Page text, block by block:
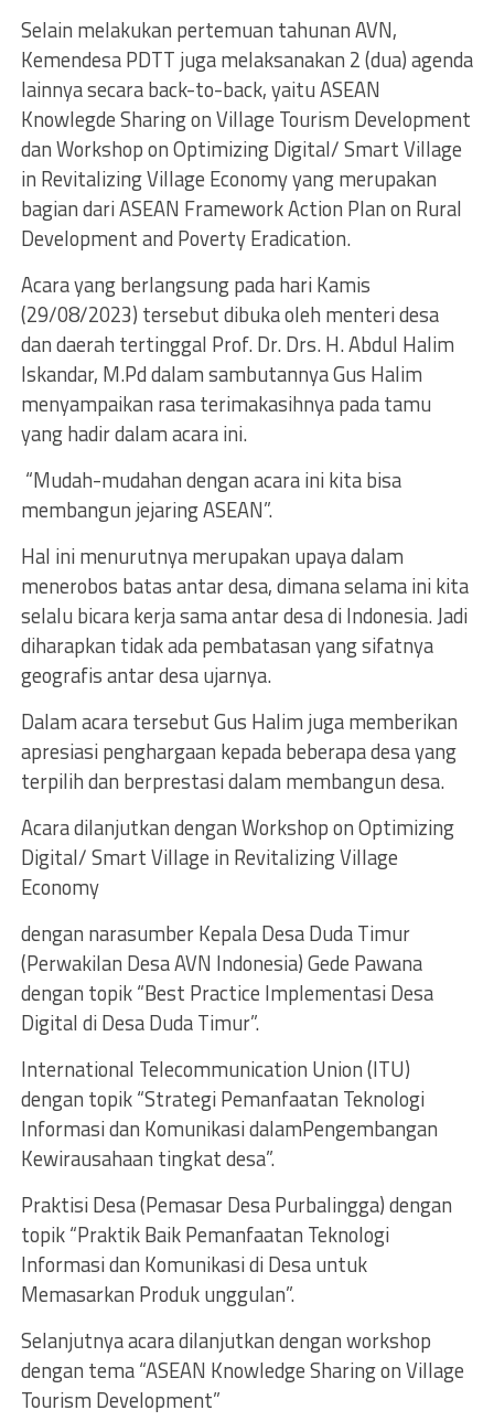
Selain melakukan pertemuan tahunan AVN,
Kemendesa PDTT juga melaksanakan 2 (dua) agenda
lainnya secara back-to-back, yaitu ASEAN
Knowlegde Sharing on Village Tourism Development
dan Workshop on Optimizing Digital/ Smart Village
in Revitalizing Village Economy yang merupakan
bagian dari ASEAN Framework Action Plan on Rural
Development and Poverty Eradication.
Acara yang berlangsung pada hari Kamis
(29/08/2023) tersebut dibuka oleh menteri desa
dan daerah tertinggal Prof. Dr. Drs. H. Abdul Halim
Iskandar, M.Pd dalam sambutannya Gus Halim
menyampaikan rasa terimakasihnya pada tamu
yang hadir dalam acara ini.
“Mudah-mudahan dengan acara ini kita bisa
membangun jejaring ASEAN”.
Hal ini menurutnya merupakan upaya dalam
menerobos batas antar desa, dimana selama ini kita
selalu bicara kerja sama antar desa di Indonesia. Jadi
diharapkan tidak ada pembatasan yang sifatnya
geografis antar desa ujarnya.
Dalam acara tersebut Gus Halim juga memberikan
apresiasi penghargaan kepada beberapa desa yang
terpilih dan berprestasi dalam membangun desa.
Acara dilanjutkan dengan Workshop on Optimizing
Digital/ Smart Village in Revitalizing Village
Economy
dengan narasumber Kepala Desa Duda Timur
(Perwakilan Desa AVN Indonesia) Gede Pawana
dengan topik “Best Practice Implementasi Desa
Digital di Desa Duda Timur”.
International Telecommunication Union (ITU)
dengan topik “Strategi Pemanfaatan Teknologi
Informasi dan Komunikasi dalamPengembangan
Kewirausahaan tingkat desa”.
Praktisi Desa (Pemasar Desa Purbalingga) dengan
topik “Praktik Baik Pemanfaatan Teknologi
Informasi dan Komunikasi di Desa untuk
Memasarkan Produk unggulan”.
Selanjutnya acara dilanjutkan dengan workshop
dengan tema “ASEAN Knowledge Sharing on Village
Tourism Development”